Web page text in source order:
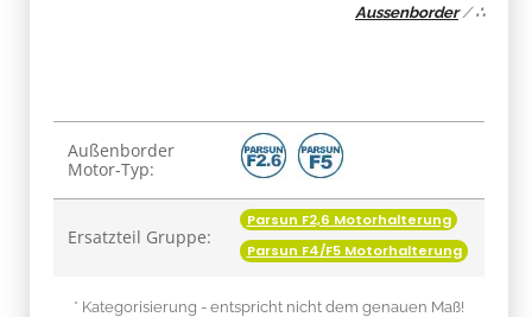
Aussenborder/∴
Produkteigenschaft
Wert
Außenborder
Motor-Typ:
Ersatzteil Gruppe:
Parsun F2,6 Motorhalterung
Parsun F4/F5 Motorhalterung
* Kategorisierung - entspricht nicht dem genauen Maß!